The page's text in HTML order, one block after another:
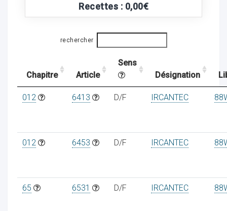
Recettes : 0,00€
rechercher
Chapitre Article
Sens
Désignation
012 6413 D/F IRCANTEC
012 6453 D/F IRCANTEC
65 6531 D/F IRCANTEC